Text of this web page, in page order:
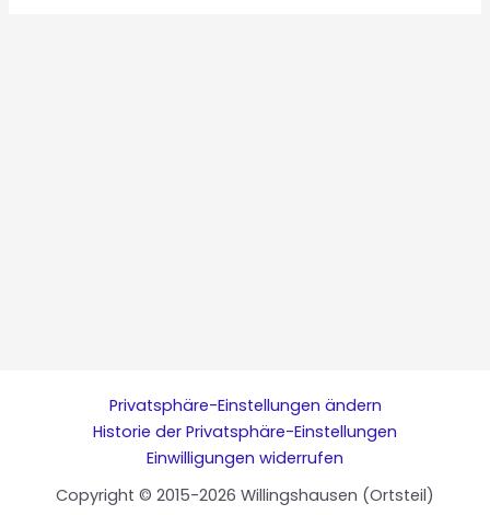
Privatsphäre-Einstellungen ändern
Historie der Privatsphäre-Einstellungen
Einwilligungen widerrufen
Copyright © 2015-2026 Willingshausen (Ortsteil)